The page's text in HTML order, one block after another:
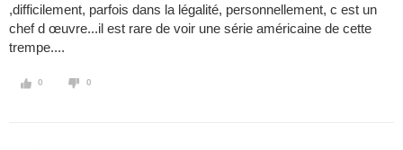
,difficilement, parfois dans la légalité, personnellement, c est un
chef d œuvre...il est rare de voir une série américaine de cette
trempe....
0 0